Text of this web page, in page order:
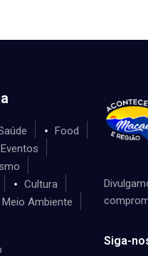
Food
Eventos
Cultura
Meio Ambiente
Siga-